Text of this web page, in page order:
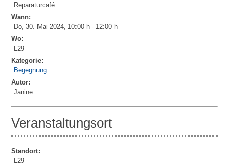
Reparaturcafé
Wann:
Do, 30. Mai 2024, 10:00 h - 12:00 h
Wo:
L29
Kategorie:
Begegnung
Autor:
Janine
Veranstaltungsort
Standort:
L29